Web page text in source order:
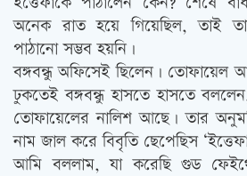
অনেক রাত হয়ে গিয়েছিল, তাই
পাঠানো সম্ভব হয়নি।
বঙ্গবন্ধু অফিসেই ছিলেন। তোফায়েল
ঢুকতেই বঙ্গবন্ধু হাসতে হাসতে
তোফায়েলের নালিশ আছে। তার
নাম জাল করে বিবৃতি ছেপেছিস
আমি বললাম, যা করেছি গুড